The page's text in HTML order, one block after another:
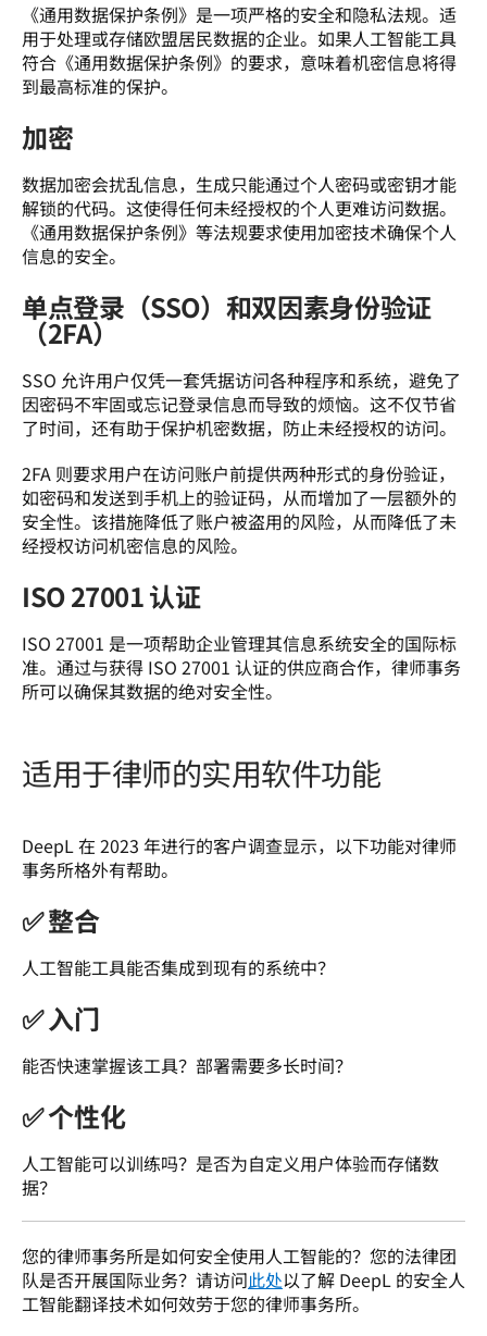
《通用数据保护条例》是一项严格的安全和隐私法规。适
用于处理或存储欧盟居民数据的企业。如果人工智能工具
符合《通用数据保护条例》的要求，意味着机密信息将得
到最高标准的保护。
加密
数据加密会扰乱信息，生成只能通过个人密码或密钥才能
解锁的代码。这使得任何未经授权的个人更难访问数据。
《通用数据保护条例》等法规要求使用加密技术确保个人
信息的安全。
单点登录（SSO）和双因素身份验证
（2FA）
SSO 允许用户仅凭一套凭据访问各种程序和系统，避免了
因密码不牢固或忘记登录信息而导致的烦恼。这不仅节省
了时间，还有助于保护机密数据，防止未经授权的访问。
2FA 则要求用户在访问账户前提供两种形式的身份验证，
如密码和发送到手机上的验证码，从而增加了一层额外的
安全性。该措施降低了账户被盗用的风险，从而降低了未
经授权访问机密信息的风险。
ISO 27001 认证
ISO 27001 是一项帮助企业管理其信息系统安全的国际标
准。通过与获得 ISO 27001 认证的供应商合作，律师事务
所可以确保其数据的绝对安全性。
适用于律师的实用软件功能
DeepL 在 2023 年进行的客户调查显示，以下功能对律师
事务所格外有帮助。
✅ 整合
人工智能工具能否集成到现有的系统中？
✅ 入门
能否快速掌握该工具？部署需要多长时间？
✅ 个性化
人工智能可以训练吗？是否为自定义用户体验而存储数
据？
您的律师事务所是如何安全使用人工智能的？您的法律团
队是否开展国际业务？请访问此处以了解 DeepL 的安全人
工智能翻译技术如何效劳于您的律师事务所。